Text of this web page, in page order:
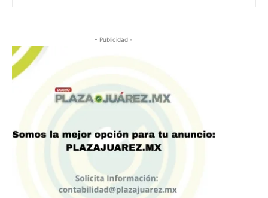
- Publicidad -